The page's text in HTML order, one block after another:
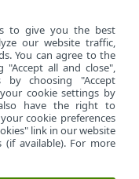
de ESET
to give you the best
our website traffic,
You can agree to the
"Accept all and close",
by choosing "Accept
cookie settings by
have the right to
cookie preferences
link in our website
available). For more